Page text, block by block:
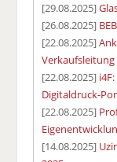
[29.08.2025]
[26.08.2025]
[22.08.2025]
Verkaufsleitung
[22.08.2025]
Digitaldruck-
[22.08.2025]
[14.08.2025]